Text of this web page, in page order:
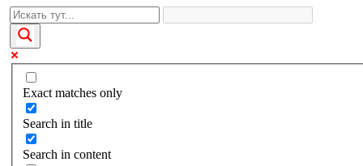
Exact matches only
Search in title
Search in content